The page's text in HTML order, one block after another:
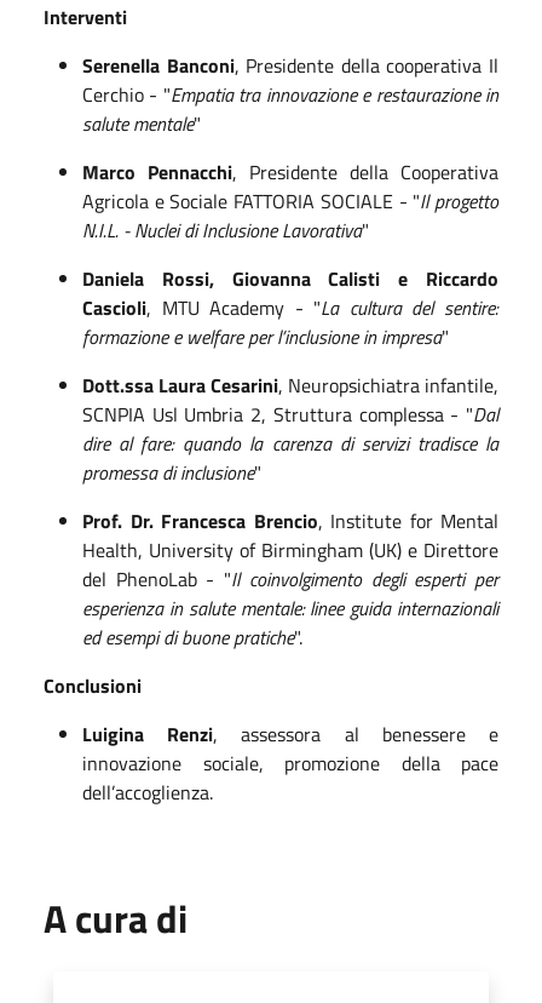
Interventi
Serenella Banconi, Presidente della cooperativa Il
Cerchio - "Empatia tra innovazione e restaurazione in
salute mentale"
Marco Pennacchi, Presidente della Cooperativa
Agricola e Sociale FATTORIA SOCIALE - "Il progetto
N.I.L. - Nuclei di Inclusione Lavorativa"
Daniela Rossi, Giovanna Calisti e Riccardo
Cascioli, MTU Academy - "La cultura del sentire:
formazione e welfare per l’inclusione in impresa"
Dott.ssa Laura Cesarini, Neuropsichiatra infantile,
SCNPIA Usl Umbria 2, Struttura complessa - "Dal
dire al fare: quando la carenza di servizi tradisce la
promessa di inclusione"
Prof. Dr. Francesca Brencio, Institute for Mental
Health, University of Birmingham (UK) e Direttore
del PhenoLab - "Il coinvolgimento degli esperti per
esperienza in salute mentale: linee guida internazionali
ed esempi di buone pratiche".
Conclusioni
Luigina Renzi, assessora al benessere e
innovazione sociale, promozione della pace
dell’accoglienza.
A cura di